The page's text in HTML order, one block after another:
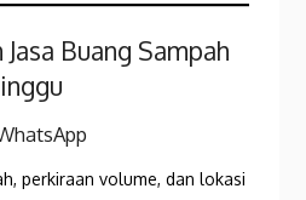
Buang Sampah
perkiraan volume, dan lokasi